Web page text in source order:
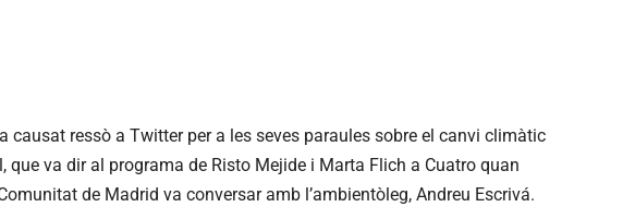
causat ressò a Twitter per a les seves paraules sobre el canvi climàtic
que va dir al programa de Risto Mejide i Marta Flich a Cuatro quan
de Madrid va conversar amb l’ambientòleg, Andreu Escrivá.